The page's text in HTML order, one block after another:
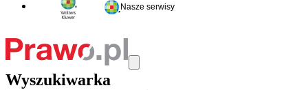
Nasze serwisy
Wyszukiwarka